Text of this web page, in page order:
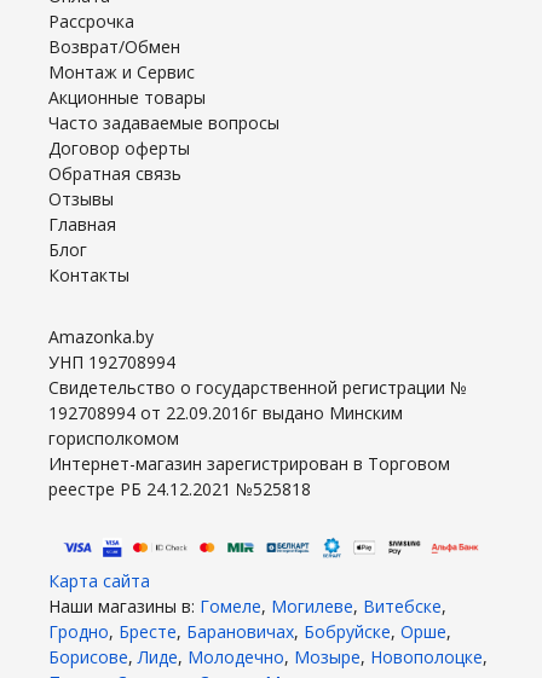
Рассрочка
Возврат/Обмен
Монтаж и Сервис
Акционные товары
Часто задаваемые вопросы
Договор оферты
Обратная связь
Отзывы
Главная
Блог
Контакты
Amazonka.by
УНП 192708994
Свидетельство о государственной регистрации №
192708994 от 22.09.2016г выдано Минским
горисполкомом
Интернет-магазин зарегистрирован в Торговом
реестре РБ 24.12.2021 №525818
Карта сайта
Наши магазины в: Гомеле, Могилеве, Витебске,
Гродно, Бресте, Барановичах, Бобруйске, Орше,
Борисове,Лиде, Молодечно, Мозыре, Новополоцке,